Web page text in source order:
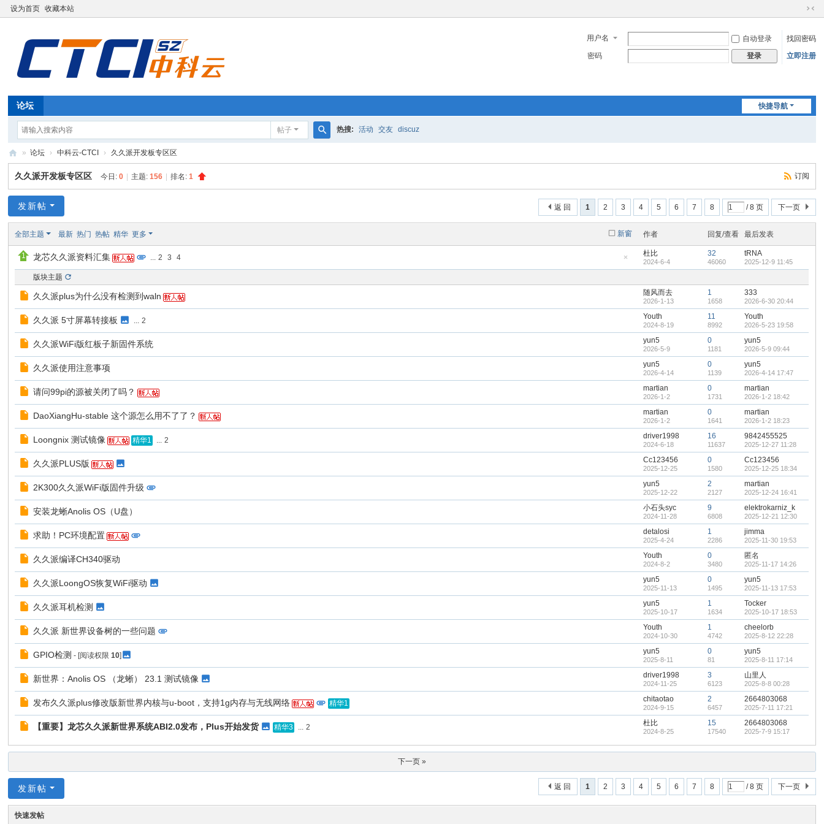
设为首页 收藏本站
切
到
窄
用户名 自动登录
找回密码
密码
登录 立即注册
快捷导航
论坛
帖子
索
热搜: 活动 交友 discuz
深
圳
科
有
司
» 论坛 › 中科云-CTCI › 久久派开发板专区区
订阅
久久派开发板专区区 今日:0 主题:156 排名:1
1 2 3 4 5 6 7 8 / 8 页 下一页
返 回
发新帖
新窗
全部主题 最新 热门 热帖 精华 更多 作者 回复/查看 最后发表
藏
顶
龙芯久久派资料汇集 ... 2 3 4 杜比
2024-6-4
32
46060
tRNA
2025-12-9 11:45
版块主题
久久派plus为什么没有检测到waln 随风而去
2026-1-13
1
1658
333
2026-6-30 20:44
久久派 5寸屏幕转接板 ... 2 Youth
2024-8-19
11
8992
Youth
2026-5-23 19:58
久久派WiFi版红板子新固件系统 yun5
2026-5-9
0
1181
yun5
2026-5-9 09:44
久久派使用注意事项 yun5
2026-4-14
0
1139
yun5
2026-4-14 17:47
请问99pi的源被关闭了吗？ martian
2026-1-2
0
1731
martian
2026-1-2 18:42
DaoXiangHu-stable 这个源怎么用不了了？ martian
2026-1-2
0
1641
martian
2026-1-2 18:23
Loongnix 测试镜像 精华1 ... 2 driver1998
2024-6-18
16
11637
9842455525
2025-12-27 11:28
久久派PLUS版 Cc123456
2025-12-25
0
1580
Cc123456
2025-12-25 18:34
2K300久久派WiFi版固件升级 yun5
2025-12-22
2
2127
martian
2025-12-24 16:41
安装龙蜥Anolis OS（U盘） 小石头syc
2024-11-28
9
6808
elektrokarniz_k
2025-12-21 12:30
求助！PC环境配置 detalosi
2025-4-24
1
2286
jimma
2025-11-30 19:53
久久派编译CH340驱动 Youth
2024-8-2
0
3480
匿名
2025-11-17 14:26
久久派LoongOS恢复WiFi驱动 yun5
2025-11-13
0
1495
yun5
2025-11-13 17:53
久久派耳机检测 yun5
2025-10-17
1
1634
Tocker
2025-10-17 18:53
久久派 新世界设备树的一些问题 Youth
2024-10-30
1
4742
cheelorb
2025-8-12 22:28
GPIO检测 - [阅读权限10] yun5
2025-8-11
0
81
yun5
2025-8-11 17:14
新世界：Anolis OS （龙蜥） 23.1 测试镜像 driver1998
2024-11-25
3
6123
山里人
2025-8-8 00:28
发布久久派plus修改版新世界内核与u-boot，支持1g内存与无线网络 精华1
chitaotao
2024-9-15
2
6457
2664803068
2025-7-11 17:21
【重要】龙芯久久派新世界系统ABI2.0发布，Plus开始发货 精华3 ... 2 杜比
2024-8-25
15
17540
2664803068
2025-7-9 15:17
下一页 »
1 2 3 4 5 6 7 8 / 8 页 下一页
返 回
发新帖
快速发帖